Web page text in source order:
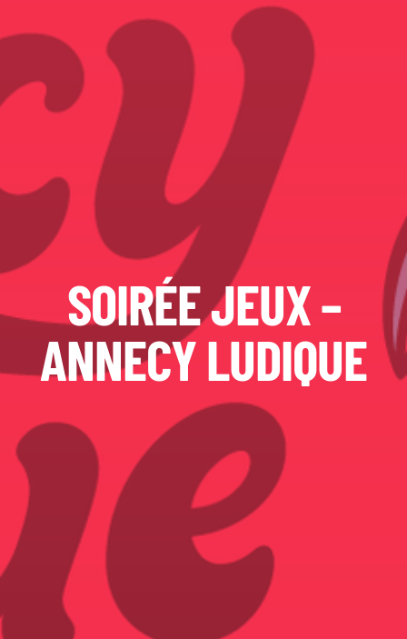
SOIRÉE JEUX –
ANNECY LUDIQUE